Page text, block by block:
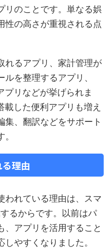
リのことです。単なる娯
性の高さが重視される点
れるアプリ、家計管理が
を整理するアプリ、
プリなどが挙げられま
した便利アプリも増え
集、翻訳などをサポート
理由
われている理由は、スマ
るからです。以前はパ
、アプリを活用すること
やすくなりました。